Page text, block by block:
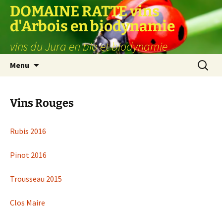
Aller
contenu
DOMAINE RATTE vins
d'Arbois en biodynamie
vins du Jura en bio et biodynamie
Menu
Vins Rouges
Rubis 2016
Pinot 2016
Trousseau 2015
Clos Maire